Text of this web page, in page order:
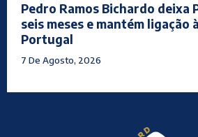
Pedro Ramos Bichardo deixa
seis meses e mantém ligação
Portugal
7 De Agosto, 2026